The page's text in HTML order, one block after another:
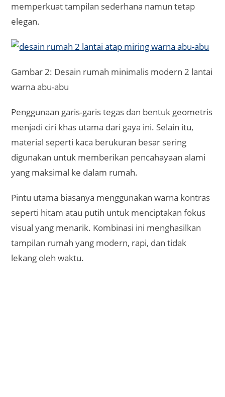
memperkuat tampilan sederhana namun tetap
elegan.
Gambar 2: Desain rumah minimalis modern 2 lantai
warna abu-abu
Penggunaan garis-garis tegas dan bentuk geometris
menjadi ciri khas utama dari gaya ini. Selain itu,
material seperti kaca berukuran besar sering
digunakan untuk memberikan pencahayaan alami
yang maksimal ke dalam rumah.
Pintu utama biasanya menggunakan warna kontras
seperti hitam atau putih untuk menciptakan fokus
visual yang menarik. Kombinasi ini menghasilkan
tampilan rumah yang modern, rapi, dan tidak
lekang oleh waktu.